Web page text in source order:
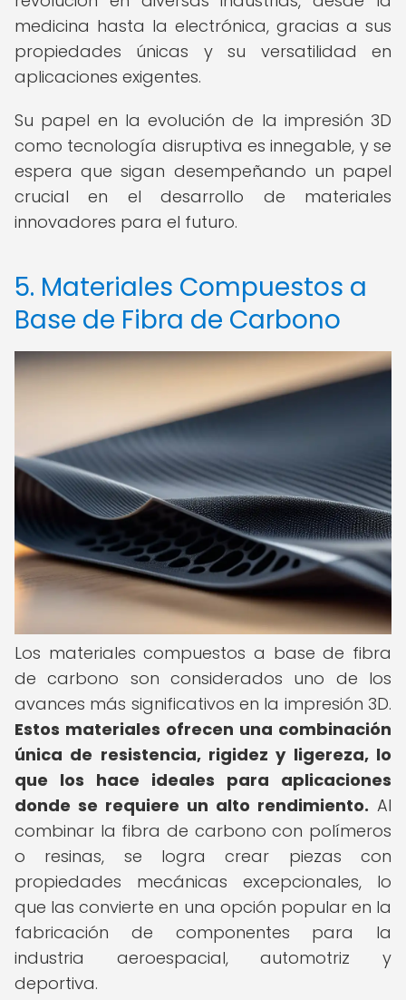
medicina hasta la electrónica, gracias a sus
propiedades únicas y su versatilidad en
aplicaciones exigentes.
Su papel en la evolución de la impresión 3D
como tecnología disruptiva es innegable, y se
espera que sigan desempeñando un papel
crucial en el desarrollo de materiales
innovadores para el futuro.
5. Materiales Compuestos a
Base de Fibra de Carbono
Los materiales compuestos a base de fibra
de carbono son considerados uno de los
avances más significativos en la impresión 3D.
Estos materiales ofrecen una combinación
única de resistencia, rigidez y ligereza, lo
que los hace ideales para aplicaciones
donde se requiere un alto rendimiento. Al
combinar la fibra de carbono con polímeros
o resinas, se logra crear piezas con
propiedades mecánicas excepcionales, lo
que las convierte en una opción popular en la
fabricación de componentes para la
industria aeroespacial, automotriz y
deportiva.